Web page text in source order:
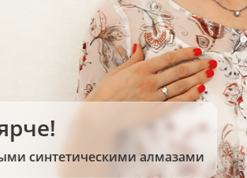
Клубника в шоколаде
Сладкие моменты для Вас!